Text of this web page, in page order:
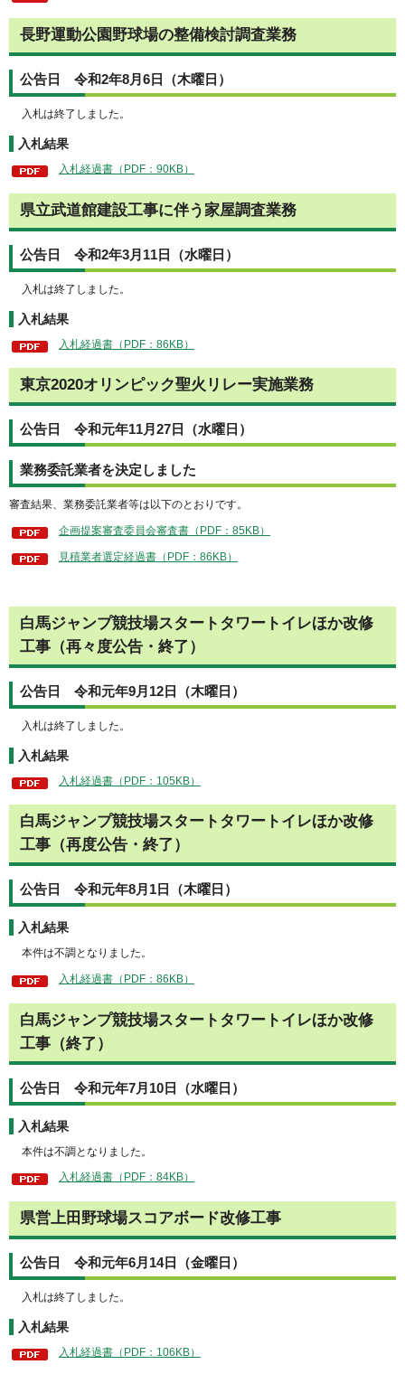
長野運動公園野球場の整備検討調査業務
公告日 令和2年8月6日（木曜日）
入札は終了しました。
入札結果
入札経過書（PDF：90KB）
県立武道館建設工事に伴う家屋調査業務
公告日 令和2年3月11日（水曜日）
入札は終了しました。
入札結果
入札経過書（PDF：86KB）
東京2020オリンピック聖火リレー実施業務
公告日 令和元年11月27日（水曜日）
業務委託業者を決定しました
審査結果、業務委託業者等は以下のとおりです。
企画提案審査委員会審査書（PDF：85KB）
見積業者選定経過書（PDF：86KB）
白馬ジャンプ競技場スタートタワートイレほか改修
工事（再々度公告・終了）
公告日 令和元年9月12日（木曜日）
入札は終了しました。
入札結果
入札経過書（PDF：105KB）
白馬ジャンプ競技場スタートタワートイレほか改修
工事（再度公告・終了）
公告日 令和元年8月1日（木曜日）
入札結果
本件は不調となりました。
入札経過書（PDF：86KB）
白馬ジャンプ競技場スタートタワートイレほか改修
工事（終了）
公告日 令和元年7月10日（水曜日）
入札結果
本件は不調となりました。
入札経過書（PDF：84KB）
県営上田野球場スコアボード改修工事
公告日 令和元年6月14日（金曜日）
入札は終了しました。
入札結果
入札経過書（PDF：106KB）